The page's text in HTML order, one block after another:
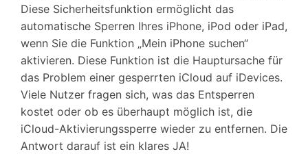
Diese Sicherheitsfunktion ermöglicht das
automatische Sperren Ihres iPhone, iPod oder iPad,
wenn Sie die Funktion „Mein iPhone suchen“
aktivieren. Diese Funktion ist die Hauptursache für
das Problem einer gesperrten iCloud auf iDevices.
Viele Nutzer fragen sich, was das Entsperren
kostet oder ob es überhaupt möglich ist, die
iCloud-Aktivierungssperre wieder zu entfernen. Die
Antwort darauf ist ein klares JA!